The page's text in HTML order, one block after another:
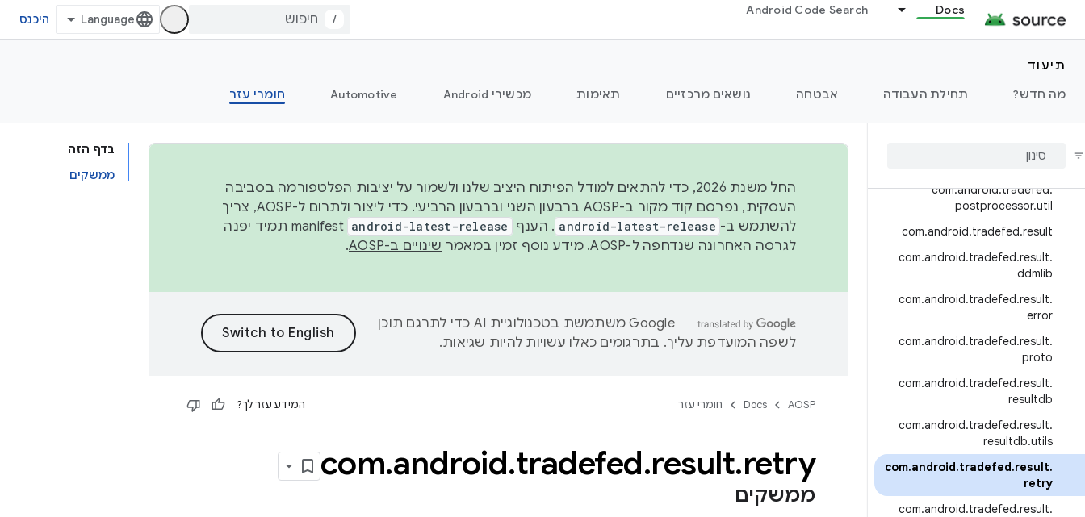
Docs
Android Code Search
/ היכנס
תיעוד
מה חדש?
תחילת העבודה אבטחה נושאים מרכזיים תאימות מכשירי Android Automotive חומרי עזר
com.android.tradefed.lite
com.android.tradefed.log
com.android.tradefed.monitorin
postprocessor
com.android.tradefed.
postprocessor.util
com.android.tradefed.result
com.android.tradefed.result.
ddmlib
com.android.tradefed.result.
error
com.android.tradefed.result.
proto
com.android.tradefed.result.
resultdb
com.android.tradefed.result.
resultdb.utils
com.android.tradefed.result.
retry
com.android.tradefed.result.
בדף הזה
ממשקים
החל משנת 2026, כדי להתאים למודל הפיתוח היציב שלנו ולשמור על יציבות הפלטפורמה בסביבה
העסקית, נפרסם קוד מקור ב-AOSP ברבעון השני וברבעון הרביעי. כדי ליצור ולתרום ל-AOSP, צריך
להשתמש ב- android-latest-release . הענף android-latest-release
manifest תמיד יפנה
לגרסה האחרונה שנדחפה ל-AOSP. מידע נוסף זמין במאמר
שינויים ב-AOSP .
‫Google משתמשת בטכנולוגיית AI כדי לתרגם תוכן
לשפה המועדפת עליך. בתרגומים כאלו עשויות להיות שגיאות.
AOSP
Docs חומרי עזר המידע עזר לך?
com.android.tradefed.result.retry
ממשקים